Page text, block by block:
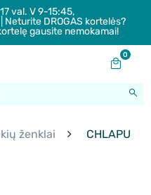
val. V 9-15:45,
DROGAS kortelės?
gausite nemokamai!
0
ženklai
CHLAPU